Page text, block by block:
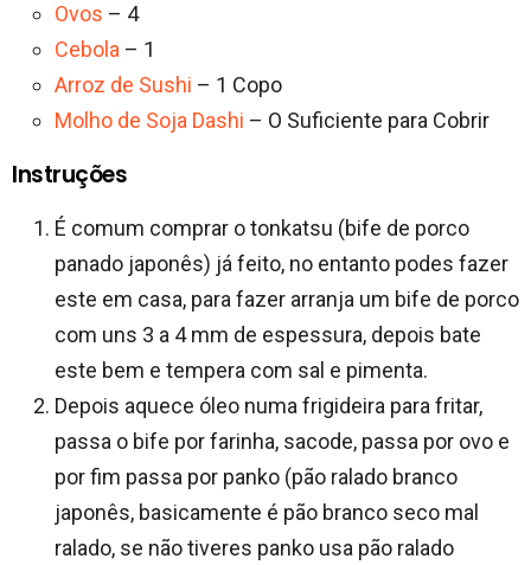
Ovos – 4
Cebola – 1
Arroz de Sushi – 1 Copo
Molho de Soja Dashi – O Suficiente para Cobrir
Instruções
É comum comprar o tonkatsu (bife de porco
panado japonês) já feito, no entanto podes fazer
este em casa, para fazer arranja um bife de porco
com uns 3 a 4 mm de espessura, depois bate
este bem e tempera com sal e pimenta.
Depois aquece óleo numa frigideira para fritar,
passa o bife por farinha, sacode, passa por ovo e
por fim passa por panko (pão ralado branco
japonês, basicamente é pão branco seco mal
ralado, se não tiveres panko usa pão ralado